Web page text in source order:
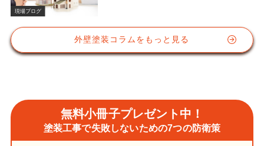
現場ブログ
外壁塗装コラムをもっと見る
無料小冊子プレゼント中！
塗装工事で失敗しないための7つの防衛策